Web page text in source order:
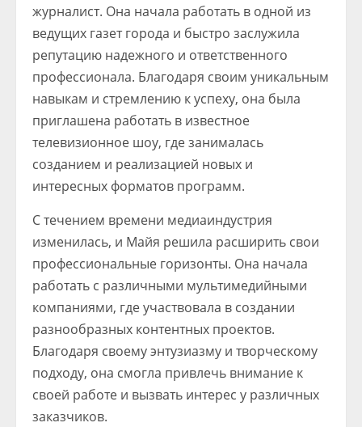
журналист. Она начала работать в одной из
ведущих газет города и быстро заслужила
репутацию надежного и ответственного
профессионала. Благодаря своим уникальным
навыкам и стремлению к успеху, она была
приглашена работать в известное
телевизионное шоу, где занималась
созданием и реализацией новых и
интересных форматов программ.
С течением времени медиаиндустрия
изменилась, и Майя решила расширить свои
профессиональные горизонты. Она начала
работать с различными мультимедийными
компаниями, где участвовала в создании
разнообразных контентных проектов.
Благодаря своему энтузиазму и творческому
подходу, она смогла привлечь внимание к
своей работе и вызвать интерес у различных
заказчиков.